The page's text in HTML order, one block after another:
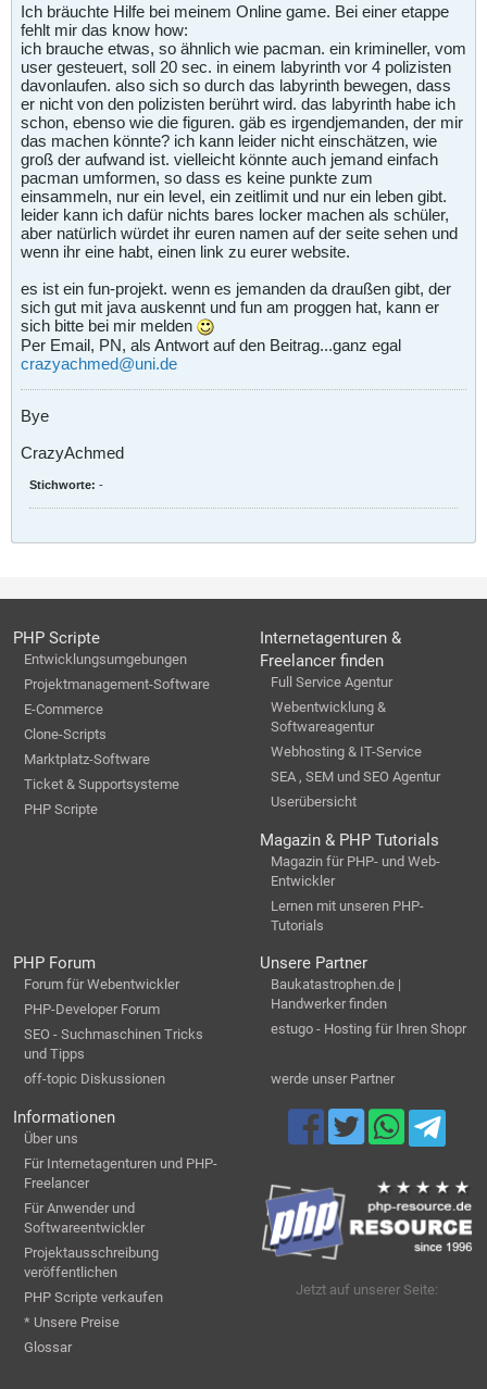
Ich bräuchte Hilfe bei meinem Online game. Bei einer etappe
fehlt mir das know how:
ich brauche etwas, so ähnlich wie pacman. ein krimineller, vom
user gesteuert, soll 20 sec. in einem labyrinth vor 4 polizisten
davonlaufen. also sich so durch das labyrinth bewegen, dass
er nicht von den polizisten berührt wird. das labyrinth habe ich
schon, ebenso wie die figuren. gäb es irgendjemanden, der mir
das machen könnte? ich kann leider nicht einschätzen, wie
groß der aufwand ist. vielleicht könnte auch jemand einfach
pacman umformen, so dass es keine punkte zum
einsammeln, nur ein level, ein zeitlimit und nur ein leben gibt.
leider kann ich dafür nichts bares locker machen als schüler,
aber natürlich würdet ihr euren namen auf der seite sehen und
wenn ihr eine habt, einen link zu eurer website.
es ist ein fun-projekt. wenn es jemanden da draußen gibt, der
sich gut mit java auskennt und fun am proggen hat, kann er
sich bitte bei mir melden
Per Email, PN, als Antwort auf den Beitrag...ganz egal
crazyachmed@uni.de
Bye
CrazyAchmed
Stichworte: -
PHP Scripte
Entwicklungsumgebungen
Projektmanagement-Software
E-Commerce
Clone-Scripts
Marktplatz-Software
Ticket & Supportsysteme
PHP Scripte
Internetagenturen &
Freelancer finden
Full Service Agentur
Webentwicklung &
Softwareagentur
Webhosting & IT-Service
SEA , SEM und SEO Agentur
Userübersicht
Magazin & PHP Tutorials
Magazin für PHP- und Web-
Entwickler
Lernen mit unseren PHP-
Tutorials
PHP Forum
Forum für Webentwickler
PHP-Developer Forum
SEO - Suchmaschinen Tricks
und Tipps
off-topic Diskussionen
Unsere Partner
Baukatastrophen.de |
Handwerker finden
estugo - Hosting für Ihren Shopr
werde unser Partner
Informationen
Über uns
Für Internetagenturen und PHP-
Freelancer
Für Anwender und
Softwareentwickler
Projektausschreibung
veröffentlichen
PHP Scripte verkaufen
* Unsere Preise
Glossar
Jetzt auf unserer Seite: